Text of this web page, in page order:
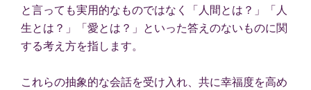
と言っても実用的なものではなく「人間とは？」「人
生とは？」「愛とは？」といった答えのないものに関
する考え方を指します。
これらの抽象的な会話を受け入れ、共に幸福度を高め